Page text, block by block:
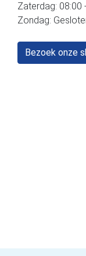
Zaterdag: 08:00
Zondag:
Bezoek onze